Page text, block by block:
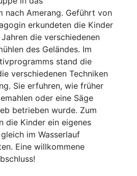
nach Amerang. Geführt von
erkundeten die Kinder
die verschiedenen
des Geländes. Im
stand die
verschiedenen Techniken
Sie erfuhren, wie früher
oder eine Säge
betrieben wurde. Zum
die Kinder ein eigenes
im Wasserlauf
Eine willkommene